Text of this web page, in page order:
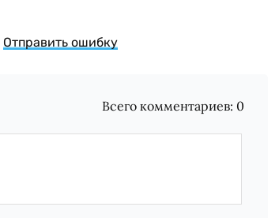
Отправить ошибку
Всего комментариев: 0